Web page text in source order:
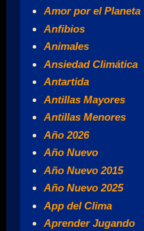
Amor por el Planeta
Anfibios
Animales
Ansiedad Climática
Antartida
Antillas Mayores
Antillas Menores
Año 2026
Año Nuevo
Año Nuevo 2015
Año Nuevo 2025
App del Clima
Aprender Jugando